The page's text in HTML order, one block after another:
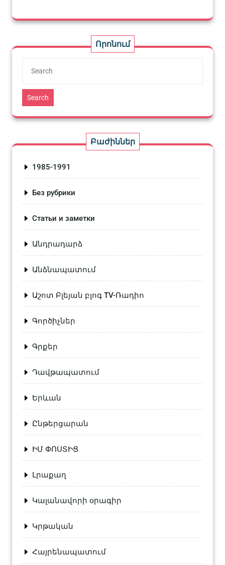
Որոնում
Search
Բաժիններ
1985-1991
Без рубрики
Статьи и заметки
Անդրադարձ
Անձնապատում
Աշոտ Բլեյան բլոգ TV-Ռադիո
Գործիչներ
Գրքեր
Դավթապատում
Երևան
Ընթերցարան
ԻՄ ՓՈՍՏԻՑ
Լրաքաղ
Կալանավորի օրագիր
Կրթական
Հայրենապատում